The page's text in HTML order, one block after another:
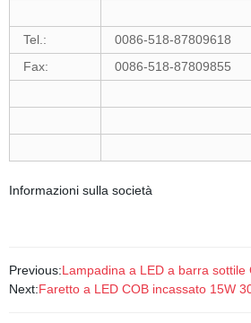
Tel.:
0086-518-87809618
Fax:
0086-518-87809855
Informazioni sulla società
Previous:Lampadina a LED a barra
Next:Faretto a LED COB incassato 15W